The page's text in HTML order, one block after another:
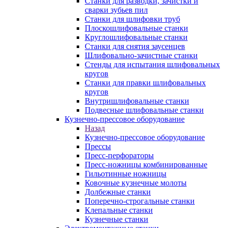
сварки зубьев пил
Станки для шлифовки труб
Плоскошлифовальные станки
Круглошлифовальные станки
Станки для снятия заусенцев
Шлифовально-зачистные станки
Стенды для испытания шлифовальных
кругов
Станки для правки шлифовальных
кругов
Внутришлифовальные станки
Подвесные шлифовальные станки
Кузнечно-прессовое оборудование
Назад
Кузнечно-прессовое оборудование
Прессы
Пресс-перфораторы
Пресс-ножницы комбинированные
Гильотинные ножницы
Ковочные кузнечные молоты
Долбежные станки
Поперечно-строгальные станки
Клепальные станки
Кузнечные станки